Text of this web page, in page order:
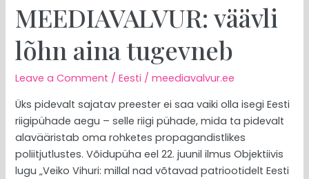
MEEDIAVALVUR: väävli
lõhn aina tugevneb
Leave a Comment /Eesti /meediavalvur.ee
Üks pidevalt sajatav preester ei saa vaiki olla isegi Eesti
riigipühade aegu – selle riigi pühade, mida ta pidevalt
alavääristab oma rohketes propagandistlikes
poliitjutlustes. Võidupüha eel 22. juunil ilmus Objektiivis
lugu „Veiko Vihuri: millal nad võtavad patriootidelt Eesti